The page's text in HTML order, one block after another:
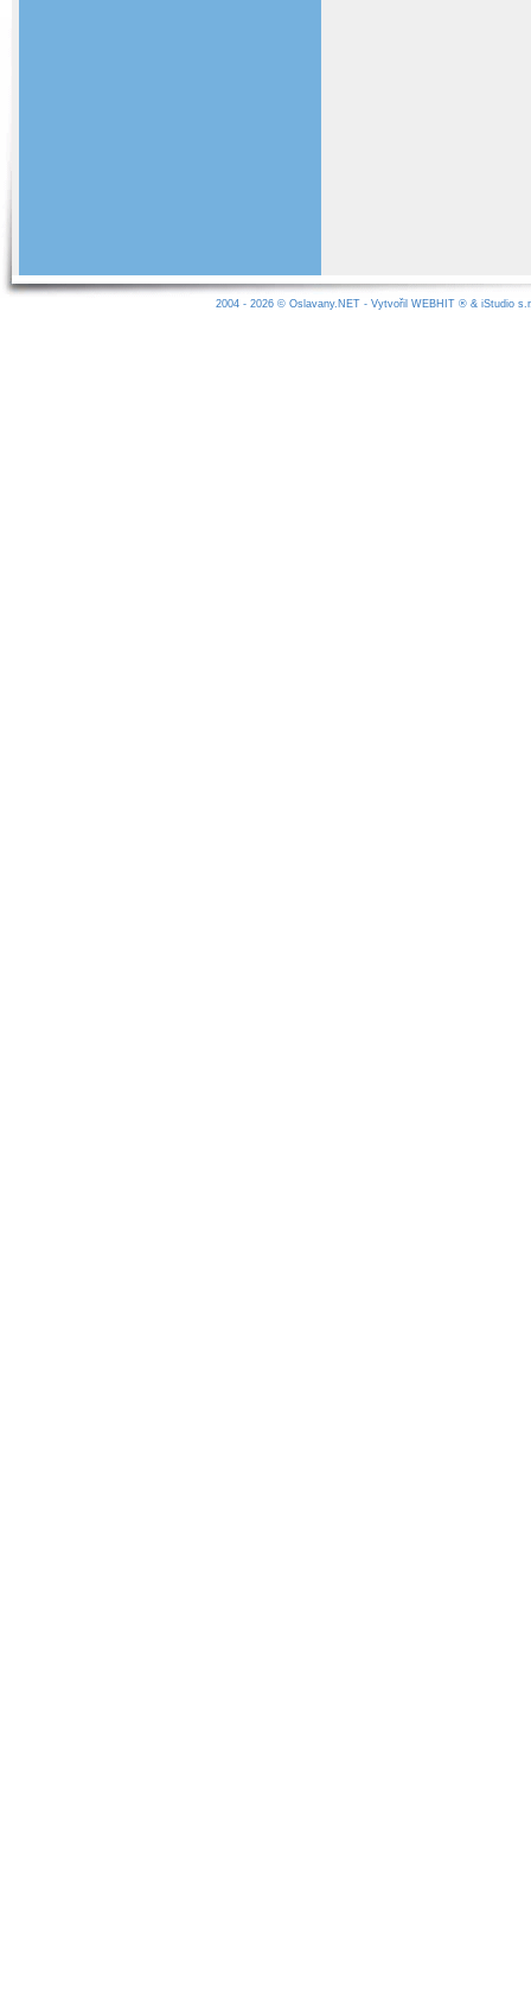
2004 - 2026 © Oslavany.NET - Vytvořil WEBHIT ® & iStudio